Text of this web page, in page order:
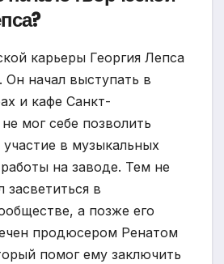
карьеры Георгия Лепса
Он начал выступать в
и кафе Санкт-
мог себе позволить
в музыкальных
на заводе. Тем не
засветиться в
а позже его
продюсером Ренатом
помог ему заключить